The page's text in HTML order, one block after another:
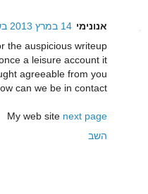
אנונימי 14 במרץ 2013 בשעה 8:54
the auѕpiciοus wrіteup.
a leisure account іt.
agrеeable from you!
can we be in contact?
Μу web site next page
השב